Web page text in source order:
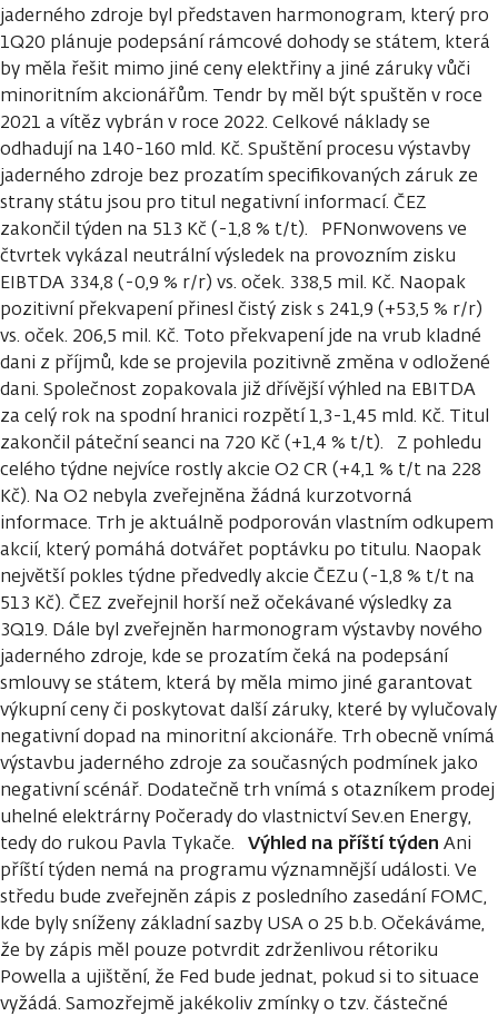
jaderného zdroje byl představen harmonogram, který pro
1Q20 plánuje podepsání rámcové dohody se státem, která
by měla řešit mimo jiné ceny elektřiny a jiné záruky vůči
minoritním akcionářům. Tendr by měl být spuštěn v roce
2021 a vítěz vybrán v roce 2022. Celkové náklady se
odhadují na 140-160 mld. Kč. Spuštění procesu výstavby
jaderného zdroje bez prozatím specifikovaných záruk ze
strany státu jsou pro titul negativní informací. ČEZ
zakončil týden na 513 Kč (-1,8 % t/t). PFNonwovens ve
čtvrtek vykázal neutrální výsledek na provozním zisku
EIBTDA 334,8 (-0,9 % r/r) vs. oček. 338,5 mil. Kč. Naopak
pozitivní překvapení přinesl čistý zisk s 241,9 (+53,5 % r/r)
vs. oček. 206,5 mil. Kč. Toto překvapení jde na vrub kladné
dani z příjmů, kde se projevila pozitivně změna v odložené
dani. Společnost zopakovala již dřívější výhled na EBITDA
za celý rok na spodní hranici rozpětí 1,3-1,45 mld. Kč. Titul
zakončil páteční seanci na 720 Kč (+1,4 % t/t). Z pohledu
celého týdne nejvíce rostly akcie O2 CR (+4,1 % t/t na 228
Kč). Na O2 nebyla zveřejněna žádná kurzotvorná
informace. Trh je aktuálně podporován vlastním odkupem
akcií, který pomáhá dotvářet poptávku po titulu. Naopak
největší pokles týdne předvedly akcie ČEZu (-1,8 % t/t na
513 Kč). ČEZ zveřejnil horší než očekávané výsledky za
3Q19. Dále byl zveřejněn harmonogram výstavby nového
jaderného zdroje, kde se prozatím čeká na podepsání
smlouvy se státem, která by měla mimo jiné garantovat
výkupní ceny či poskytovat další záruky, které by vylučovaly
negativní dopad na minoritní akcionáře. Trh obecně vnímá
výstavbu jaderného zdroje za současných podmínek jako
negativní scénář. Dodatečně trh vnímá s otazníkem prodej
uhelné elektrárny Počerady do vlastnictví Sev.en Energy,
tedy do rukou Pavla Tykače. Výhled na příští týden Ani
příští týden nemá na programu významnější události. Ve
středu bude zveřejněn zápis z posledního zasedání FOMC,
kde byly sníženy základní sazby USA o 25 b.b. Očekáváme,
že by zápis měl pouze potvrdit zdrženlivou rétoriku
Powella a ujištění, že Fed bude jednat, pokud si to situace
vyžádá. Samozřejmě jakékoliv zmínky o tzv. částečné